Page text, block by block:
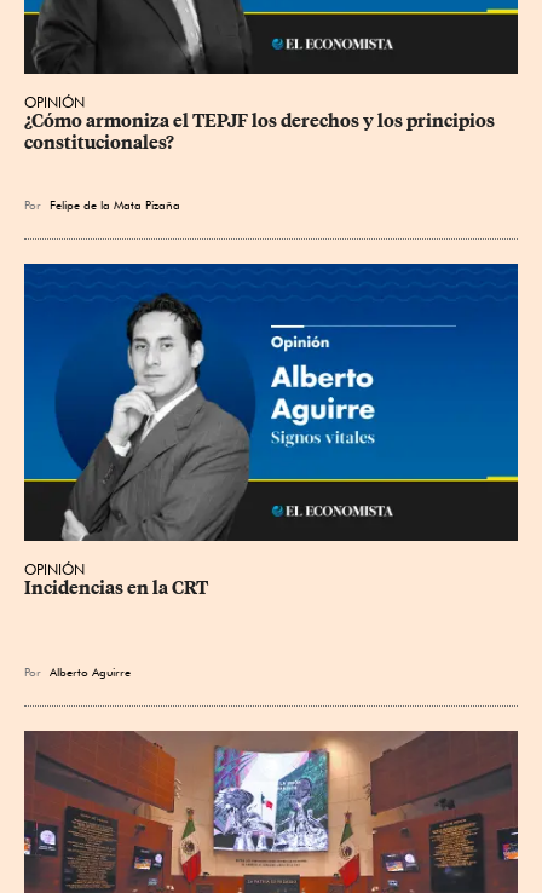
OPINIÓN
¿Cómo armoniza el TEPJF los derechos y los principios
constitucionales?
Por Felipe de la Mata Pizaña
OPINIÓN
Incidencias en la CRT
Por Alberto Aguirre